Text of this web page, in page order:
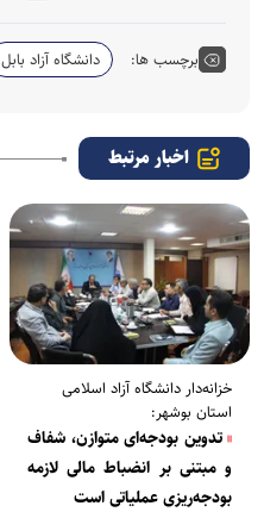
برچسب ها: دانشگاه آزاد بابل
اخبار مرتبط
خزانه‌دار دانشگاه آزاد اسلامی
استان بوشهر:
تدوین بودجه‌ای متوازن، شفاف
و مبتنی بر انضباط مالی لازمه
بودجه‌ریزی عملیاتی است